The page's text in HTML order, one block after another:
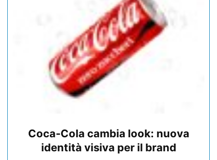
Coca-Cola cambia look: nuova
identità visiva per il brand